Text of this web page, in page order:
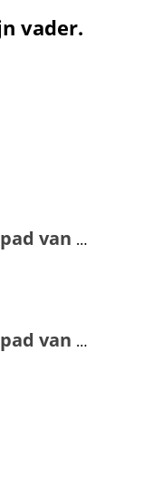
vader.
Langs het tuinpad van mijn vader. Vijg
Langs het tuinpad van mijn vader. Knoflook